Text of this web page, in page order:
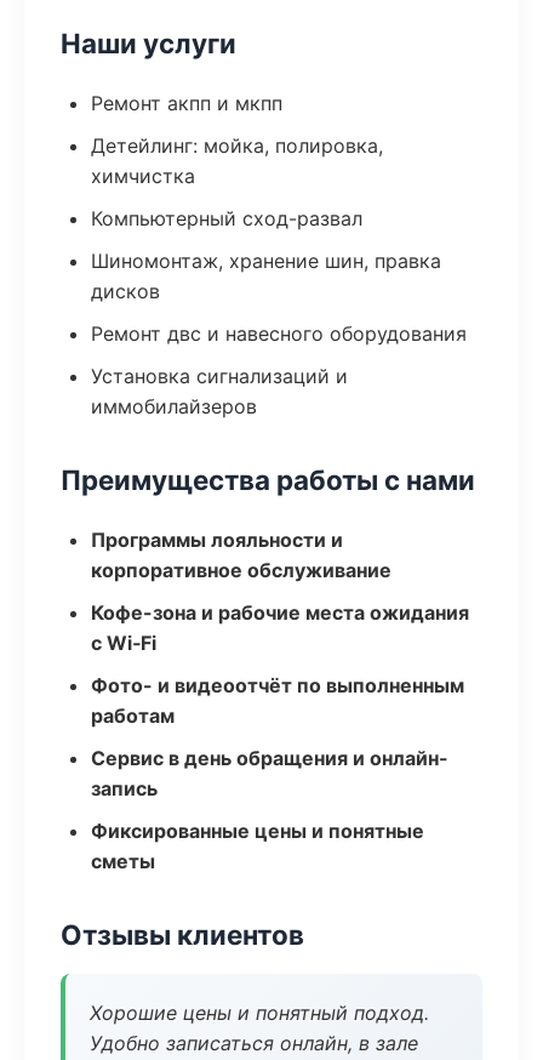
Наши услуги
Ремонт акпп и мкпп
Детейлинг: мойка, полировка,
химчистка
Компьютерный сход-развал
Шиномонтаж, хранение шин, правка
дисков
Ремонт двс и навесного оборудования
Установка сигнализаций и
иммобилайзеров
Преимущества работы с нами
Программы лояльности и
корпоративное обслуживание
Кофе-зона и рабочие места ожидания
с Wi‑Fi
Фото- и видеоотчёт по выполненным
работам
Сервис в день обращения и онлайн-
запись
Фиксированные цены и понятные
сметы
Отзывы клиентов
Хорошие цены и понятный подход.
Удобно записаться онлайн, в зале